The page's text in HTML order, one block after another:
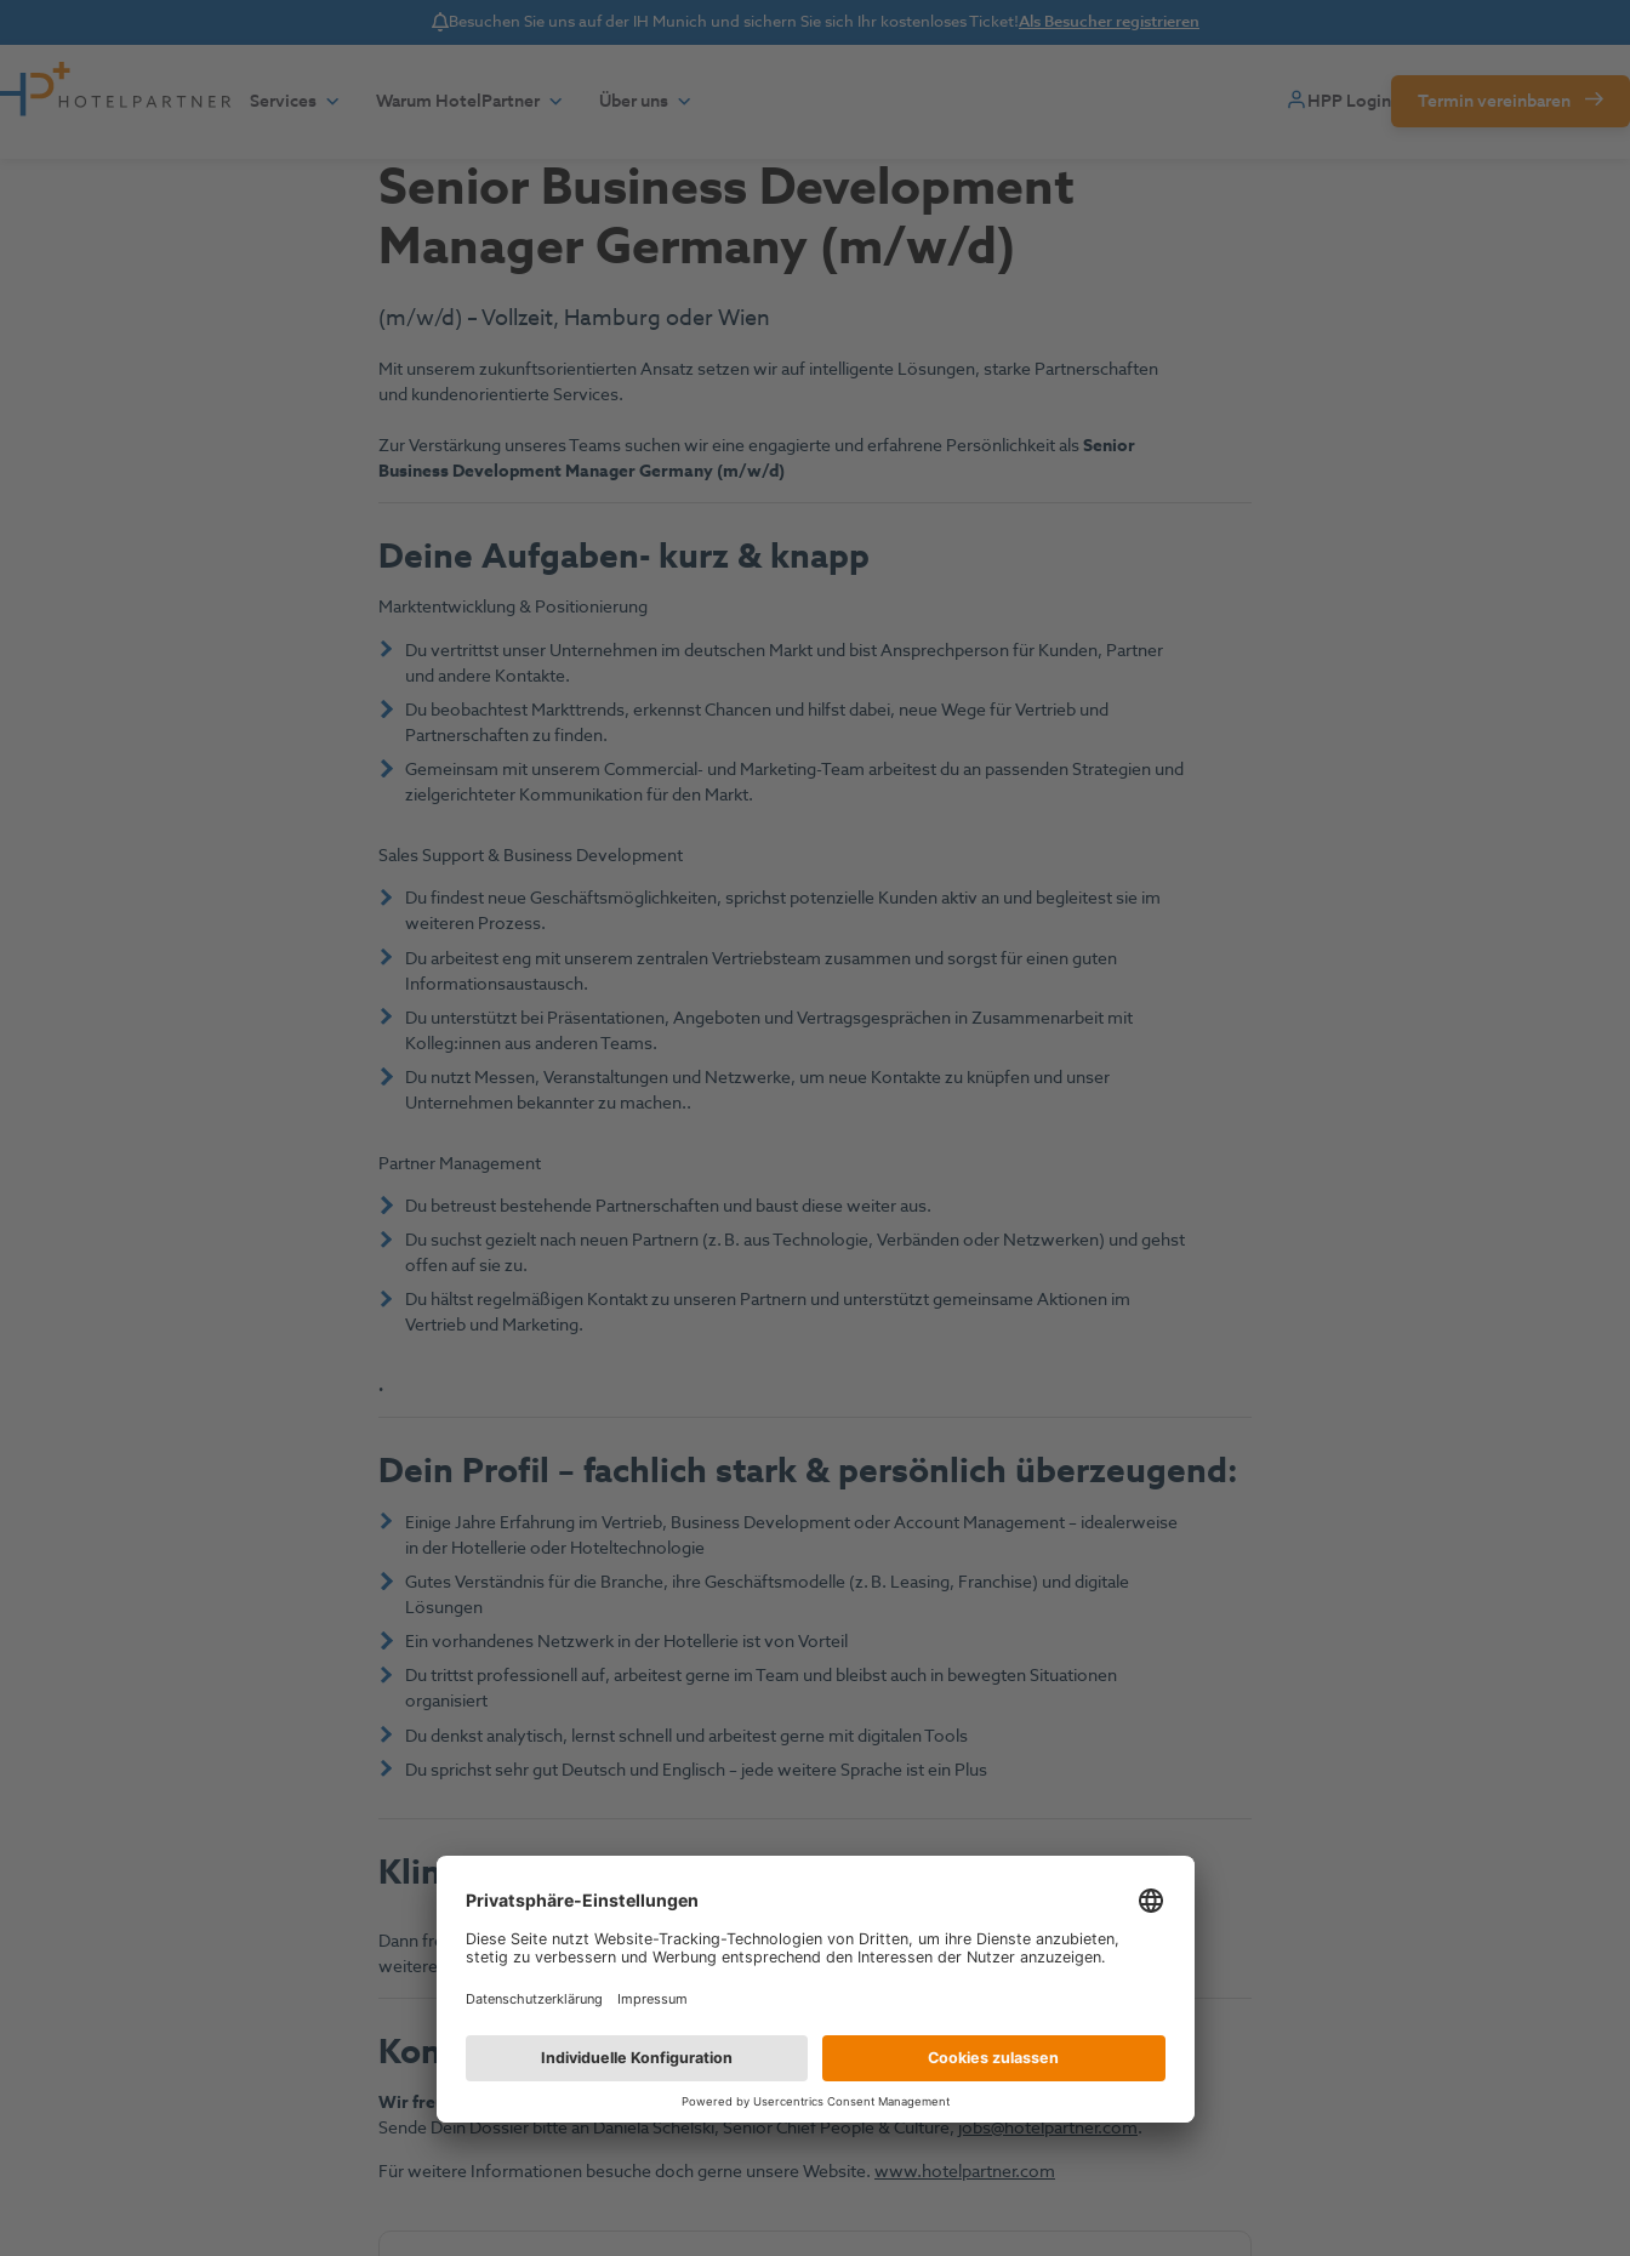
Notice
Besuchen Sie uns auf der IH Munich und sichern Sie sich Ihr kostenloses Ticket!Als Besucher registrieren
Zum Inhalt springen
Services
Warum HotelPartner Über uns HPP Login Termin vereinbaren
Senior Business Development
Manager Germany (m/w/d)
(m/w/d) – Vollzeit, Hamburg oder Wien
Mit unserem zukunftsorientierten Ansatz setzen wir auf intelligente Lösungen, starke Partnerschaften
und kundenorientierte Services.
Zur Verstärkung unseres Teams suchen wir eine engagierte und erfahrene Persönlichkeit alsSenior
Business Development Manager Germany (m/w/d)
Deine Aufgaben- kurz & knapp
Marktentwicklung & Positionierung
Du vertrittst unser Unternehmen im deutschen Markt und bist Ansprechperson für Kunden, Partner
und andere Kontakte.
Du beobachtest Markttrends, erkennst Chancen und hilfst dabei, neue Wege für Vertrieb und
Partnerschaften zu finden.
Gemeinsam mit unserem Commercial- und Marketing-Team arbeitest du an passenden Strategien und
zielgerichteter Kommunikation für den Markt.
Sales Support & Business Development
Du findest neue Geschäftsmöglichkeiten, sprichst potenzielle Kunden aktiv an und begleitest sie im
weiteren Prozess.
Du arbeitest eng mit unserem zentralen Vertriebsteam zusammen und sorgst für einen guten
Informationsaustausch.
Du unterstützt bei Präsentationen, Angeboten und Vertragsgesprächen in Zusammenarbeit mit
Kolleg:innen aus anderen Teams.
Du nutzt Messen, Veranstaltungen und Netzwerke, um neue Kontakte zu knüpfen und unser
Unternehmen bekannter zu machen..
Partner Management
Du betreust bestehende Partnerschaften und baust diese weiter aus.
Du suchst gezielt nach neuen Partnern (z. B. aus Technologie, Verbänden oder Netzwerken) und gehst
offen auf sie zu.
Du hältst regelmäßigen Kontakt zu unseren Partnern und unterstützt gemeinsame Aktionen im
Vertrieb und Marketing.
.
Dein Profil – fachlich stark & persönlich überzeugend:
Einige Jahre Erfahrung im Vertrieb, Business Development oder Account Management – idealerweise
in der Hotellerie oder Hoteltechnologie
Gutes Verständnis für die Branche, ihre Geschäftsmodelle (z. B. Leasing, Franchise) und digitale
Lösungen
Ein vorhandenes Netzwerk in der Hotellerie ist von Vorteil
Du trittst professionell auf, arbeitest gerne im Team und bleibst auch in bewegten Situationen
organisiert
Du denkst analytisch, lernst schnell und arbeitest gerne mit digitalen Tools
Du sprichst sehr gut Deutsch und Englisch – jede weitere Sprache ist ein Plus
Klingt interessant?
Dann freuen wir uns auf deine Bewerbung!Gemeinsam wollen wir den deutschen Markt
weiterentwickeln – mit frischen Ideen, starkem Netzwerk und Begeisterung für das, was wir tun.
Kontakt
Wir freuen uns auf Deine Bewerbung!
Sende Dein Dossier bitte an Daniela Schelski, Senior Chief People & Culture,jobs@hotelpartner.com.
Für weitere Informationen besuche doch gerne unsere Website.www.hotelpartner.com